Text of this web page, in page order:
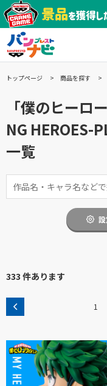
トップページ 商品を探す
「僕のヒーロ
NG HEROES-
一覧
333 件あります
1